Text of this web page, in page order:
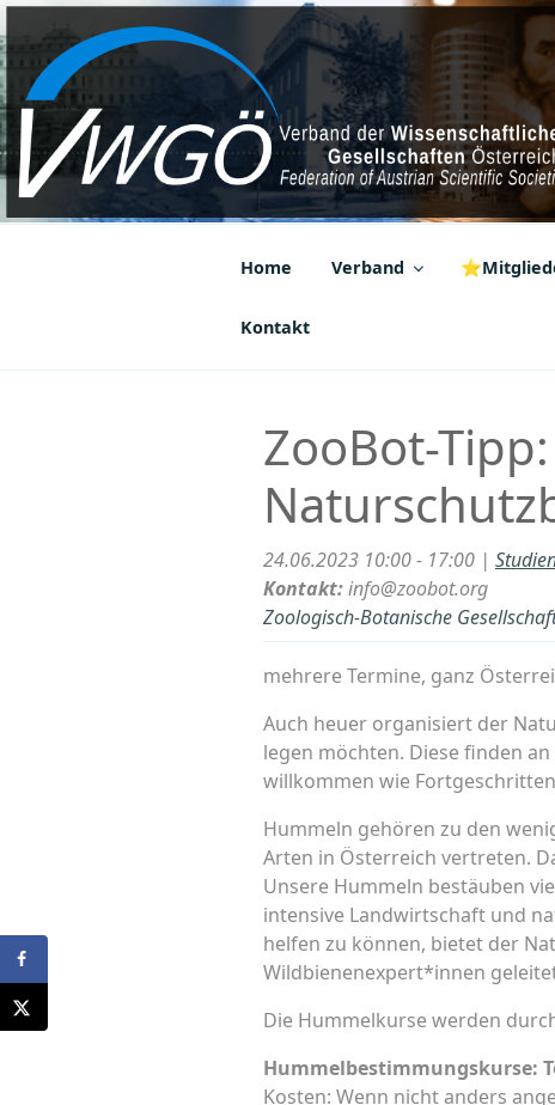
Zum
Inhalt
springen
VWGÖ
Federation of Austrian Scientific
Home Verband
Kontakt
ZooBot-
24.06.2023 10:00 - 17:00 |
Kontakt:info@zoobot.org
Zoologisch-Botanische
mehrere Termine, ganz
Auch heuer organisiert der
legen möchten. Diese finden
willkommen wie
Hummeln gehören zu den
Arten in Österreich vertreten.
Unsere Hummeln bestäuben
intensive Landwirtschaft und
helfen zu können, bietet der
Wildbienenexpert*innen
Die Hummelkurse werden
Hummelbestimmungskurse:
Kosten: Wenn nicht anders